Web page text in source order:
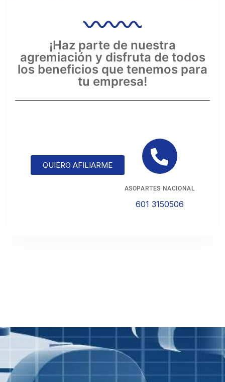
¡Haz parte de nuestra
agremiación y disfruta de todos
los beneficios que tenemos para
tu empresa!
QUIERO AFILIARME
ASOPARTES NACIONAL
601 3150506